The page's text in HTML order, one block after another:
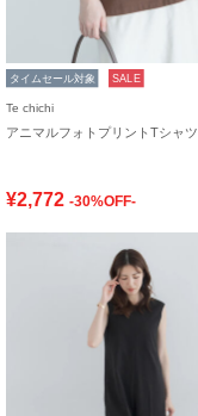
タイムセール対象 SALE
Te chichi
アニマルフォトプリントTシャツ
¥2,772 -30%OFF-